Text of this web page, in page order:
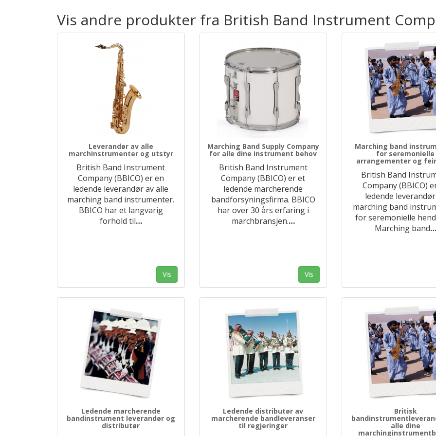
Vis andre produkter fra British Band Instrument
Leverandør av alle
marchinstrumenter og utstyr
British Band Instrument
Company (BBICO) er en
ledende leverandør av alle
marching band instrumenter.
BBICO har et langvarig
forhold til…
Vis
Marching Band Supply Company
for alle dine instrument behov
British Band Instrument
Company (BBICO) er et
ledende marcherende
bandforsyningsfirma. BBICO
har over 30 års erfaring i
marchbransjen.…
Vis
Marching band
for seremonielle
arrangementer og
British Band
Company (BBICO)
ledende
marching band
for seremonielle
Marching band…
Ledende marcherende
bandinstrument leverandør og
distributør
Ledende distributør av
marcherende bandleveranser
til regjeringer
Britisk
alle dine